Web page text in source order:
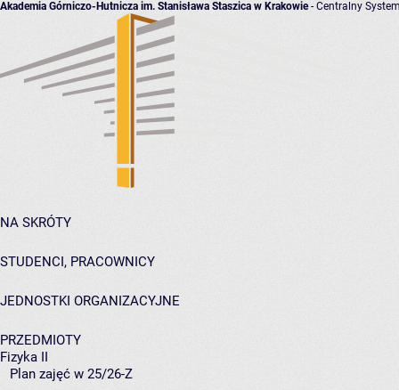
Akademia Górniczo-Hutnicza im. Stanisława Staszica w Krakowie- Centralny
NA SKRÓTY
STUDENCI, PRACOWNICY
JEDNOSTKI ORGANIZACYJNE
PRZEDMIOTY
Fizyka II
Plan zajęć w 25/26-Z